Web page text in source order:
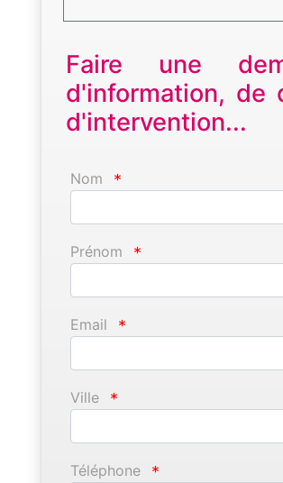
Faire une
d'information, de
d'intervention...
Nom *
Prénom *
Email *
Ville *
Téléphone *